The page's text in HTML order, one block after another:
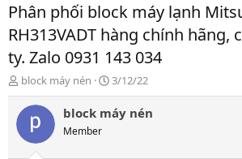
Phân phối block máy lạnh
RH313VADT hàng chính hãng,
ty. Zalo 0931 143 034
T
h
r
a
block máy nén
N
g
à
3/12/22
block máy nén
Member